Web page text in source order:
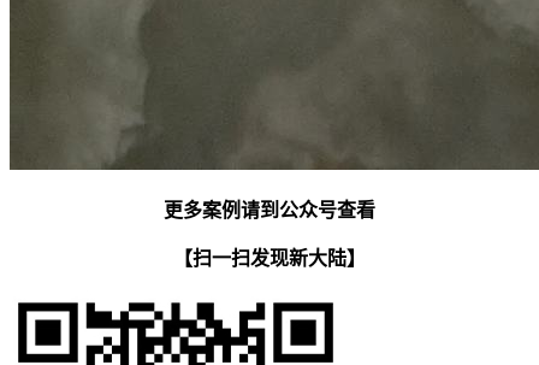
更多案例请到公众号查看
【扫一扫发现新大陆】